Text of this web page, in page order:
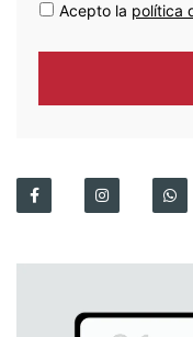
Acepto la política